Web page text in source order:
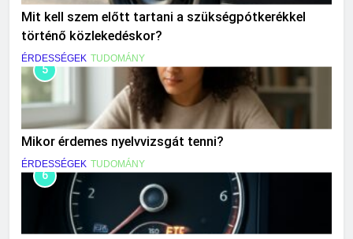
Mit kell szem előtt tartani a szükségpótkerékkel
történő közlekedéskor?
ÉRDESSÉGEK TUDOMÁNY
5
Mikor érdemes nyelvvizsgát tenni?
ÉRDESSÉGEK TUDOMÁNY
6